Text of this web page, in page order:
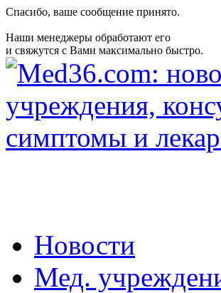
Спасибо, ваше сообщение принято.
Наши менеджеры обработают его
и свяжутся с Вами максимально быстро.
Новости
Мед.